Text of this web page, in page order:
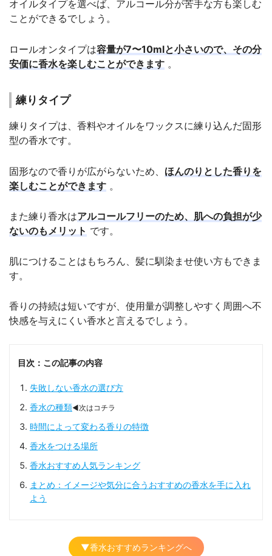
オイルタイプを選べば、アルコール分が苦手な方も楽しむ
ことができるでしょう。
ロールオンタイプは容量が7〜10mlと小さいので、その分
安価に香水を楽しむことができます 。
練りタイプ
練りタイプは、香料やオイルをワックスに練り込んだ固形
型の香水です。
固形なので香りが広がらないため、 ほんのりとした香りを
楽しむことができます 。
また練り香水はアルコールフリーのため、肌への負担が少
ないのもメリット です。
肌につけることはもちろん、髪に馴染ませ使い方もできま
す。
香りの持続は短いですが、使用量が調整しやすく周囲へ不
快感を与えにくい香水と言えるでしょう。
目次：この記事の内容
失敗しない香水の選び方
香水の種類◀次はコチラ
時間によって変わる香りの特徴
香水をつける場所
香水おすすめ人気ランキング
まとめ：イメージや気分に合うおすすめの香水を手に入れ
よう
▼香水おすすめランキングへ